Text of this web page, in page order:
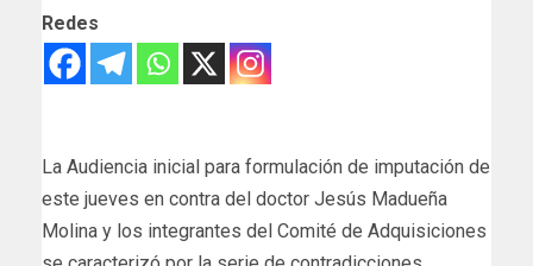
Redes
La Audiencia inicial para formulación de imputación de
este jueves en contra del doctor Jesús Madueña
Molina y los integrantes del Comité de Adquisiciones